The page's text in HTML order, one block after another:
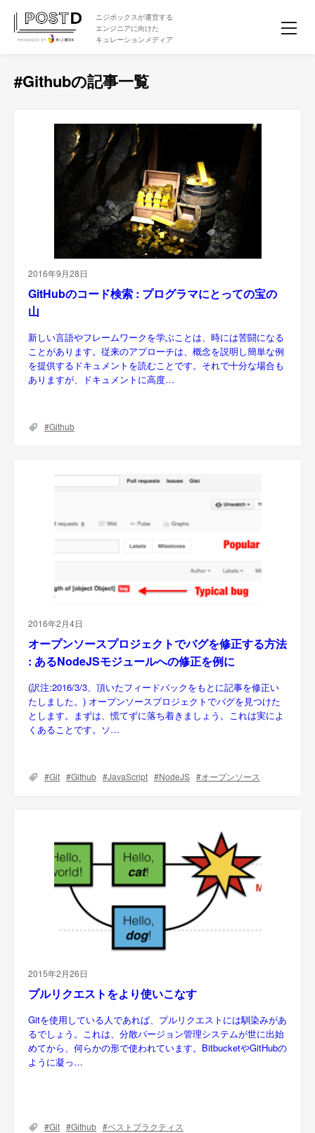
ニジボックスが運営する
エンジニアに向けた
キュレーションメディア
#Githubの記事一覧
2016年9月28日
GitHubのコード検索 : プログラマにとっての宝の
山
新しい言語やフレームワークを学ぶことは、時には苦闘になる
ことがあります。従来のアプローチは、概念を説明し簡単な例
を提供するドキュメントを読むことです。それで十分な場合も
ありますが、ドキュメントに高度…
Github
2016年2月4日
オープンソースプロジェクトでバグを修正する方法
: あるNodeJSモジュールへの修正を例に
(訳注:2016/3/3、頂いたフィードバックをもとに記事を修正い
たしました。) オープンソースプロジェクトでバグを見つけた
とします。まずは、慌てずに落ち着きましょう。これは実によ
くあることです。ソ…
Git Github JavaScript NodeJS オープンソース
2015年2月26日
プルリクエストをより使いこなす
Gitを使用している人であれば、プルリクエストには馴染みがあ
るでしょう。これは、分散バージョン管理システムが世に出始
めてから、何らかの形で使われています。BitbucketやGitHubの
ように凝っ…
Git Github ベストプラクティス